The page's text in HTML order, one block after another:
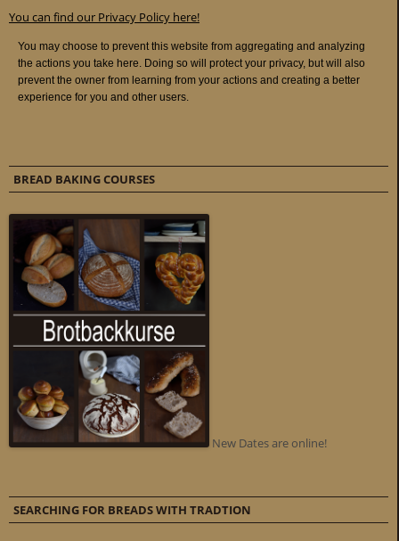
You can find our Privacy Policy here!
BREAD BAKING COURSES
New Dates are online!
SEARCHING FOR BREADS WITH TRADTION